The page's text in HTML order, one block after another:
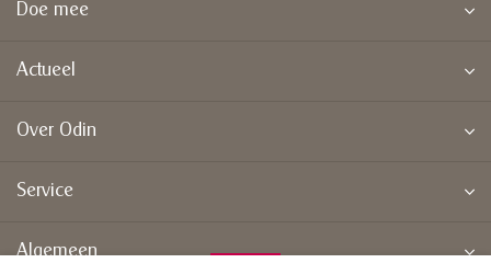
Doe mee
Actueel
Over Odin
Service
Algemeen